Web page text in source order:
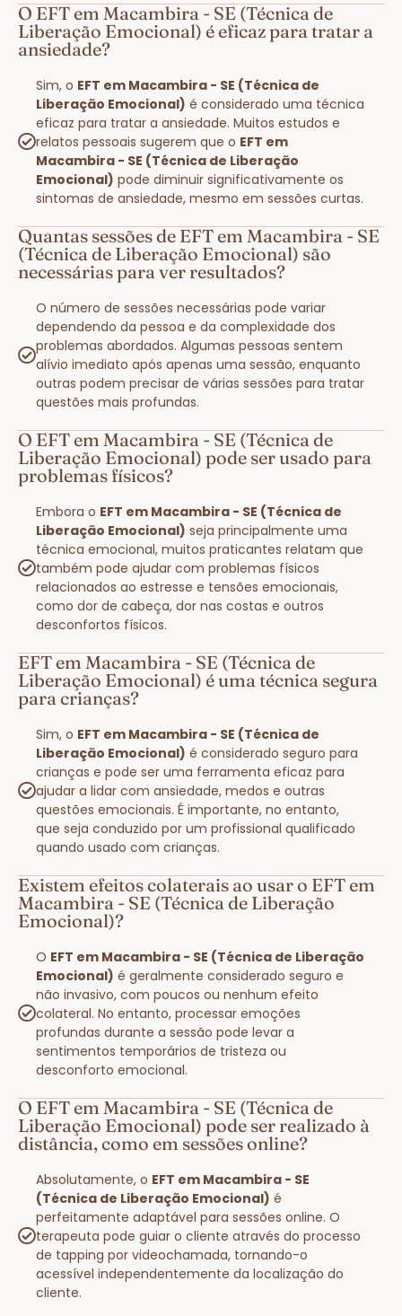
O EFT em Macambira - SE (Técnica de
Liberação Emocional) é eficaz para tratar a
ansiedade?
Sim, o EFT em Macambira - SE (Técnica de
Liberação Emocional) é considerado uma técnica
eficaz para tratar a ansiedade. Muitos estudos e
relatos pessoais sugerem que o EFT em
Macambira - SE (Técnica de Liberação
Emocional) pode diminuir significativamente os
sintomas de ansiedade, mesmo em sessões curtas.
Quantas sessões de EFT em Macambira - SE
(Técnica de Liberação Emocional) são
necessárias para ver resultados?
O número de sessões necessárias pode variar
dependendo da pessoa e da complexidade dos
problemas abordados. Algumas pessoas sentem
alívio imediato após apenas uma sessão, enquanto
outras podem precisar de várias sessões para tratar
questões mais profundas.
O EFT em Macambira - SE (Técnica de
Liberação Emocional) pode ser usado para
problemas físicos?
Embora o EFT em Macambira - SE (Técnica de
Liberação Emocional) seja principalmente uma
técnica emocional, muitos praticantes relatam que
também pode ajudar com problemas físicos
relacionados ao estresse e tensões emocionais,
como dor de cabeça, dor nas costas e outros
desconfortos físicos.
EFT em Macambira - SE (Técnica de
Liberação Emocional) é uma técnica segura
para crianças?
Sim, o EFT em Macambira - SE (Técnica de
Liberação Emocional) é considerado seguro para
crianças e pode ser uma ferramenta eficaz para
ajudar a lidar com ansiedade, medos e outras
questões emocionais. É importante, no entanto,
que seja conduzido por um profissional qualificado
quando usado com crianças.
Existem efeitos colaterais ao usar o EFT em
Macambira - SE (Técnica de Liberação
Emocional)?
O EFT em Macambira - SE (Técnica de Liberação
Emocional) é geralmente considerado seguro e
não invasivo, com poucos ou nenhum efeito
colateral. No entanto, processar emoções
profundas durante a sessão pode levar a
sentimentos temporários de tristeza ou
desconforto emocional.
O EFT em Macambira - SE (Técnica de
Liberação Emocional) pode ser realizado à
distância, como em sessões online?
Absolutamente, o EFT em Macambira - SE
(Técnica de Liberação Emocional) é
perfeitamente adaptável para sessões online. O
terapeuta pode guiar o cliente através do processo
de tapping por videochamada, tornando-o
acessível independentemente da localização do
cliente.